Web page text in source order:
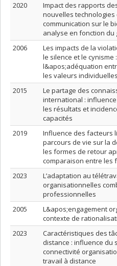
2020
Impact des rapports
nouvelles technologies
communication sur le
analyse en fonction du
2006
Les impacts de la
le silence et le cynisme
l&apos;adéquation
les valeurs individuelles
2015
Le partage des
international :
les résultats et
capacités
2019
Influence des facteurs
parcours de vie sur la
les formes de retour
comparaison entre les
2023
L’adaptation au
organisationnelles
professionnelles
2005
L&apos;engagement
contexte de
2023
Caractéristiques des
distance : influence du
connectivité
travail à distance